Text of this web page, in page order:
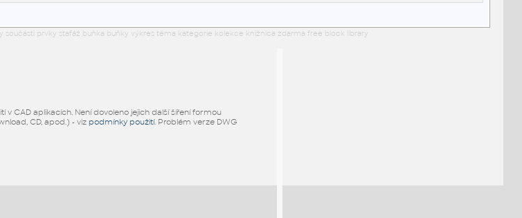
prvky stafáž buňka buňky výkres téma kategorie kolekce knižnica zdarma free block library
CAD aplikacích. Není dovoleno jejich další šíření formou
CD, apod.) - viz podmínky použití. Problém verze DWG